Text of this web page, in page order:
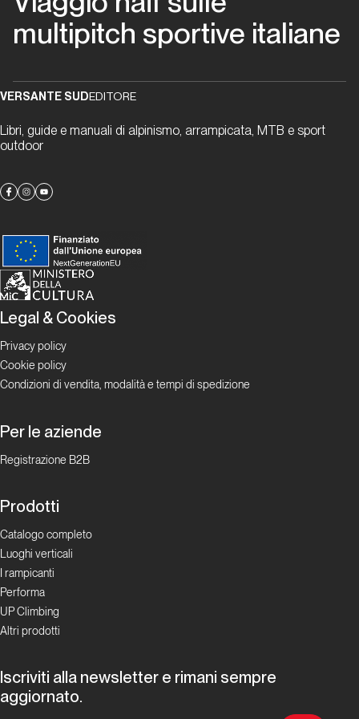
Pio
per
Noi
d'Aosta
Cristallina
Valle d'Aosta
Via
del
‘94
Valle
d'Aosta
Pane
uva
per
tutti
Lombardia
Panico
Lombardia
Lombardia
multipitch sportive italiane
VERSANTE SUDEDITORE
Libri, guide e manuali di alpinismo, arrampicata, MTB e sport
outdoor
Legal & Cookies
Privacy policy
Cookie policy
Condizioni di vendita, modalità e tempi di spedizione
Per le aziende
Registrazione B2B
Prodotti
Catalogo completo
Luoghi verticali
I rampicanti
Performa
UP Climbing
Altri prodotti
Iscriviti alla newsletter e rimani sempre
aggiornato.